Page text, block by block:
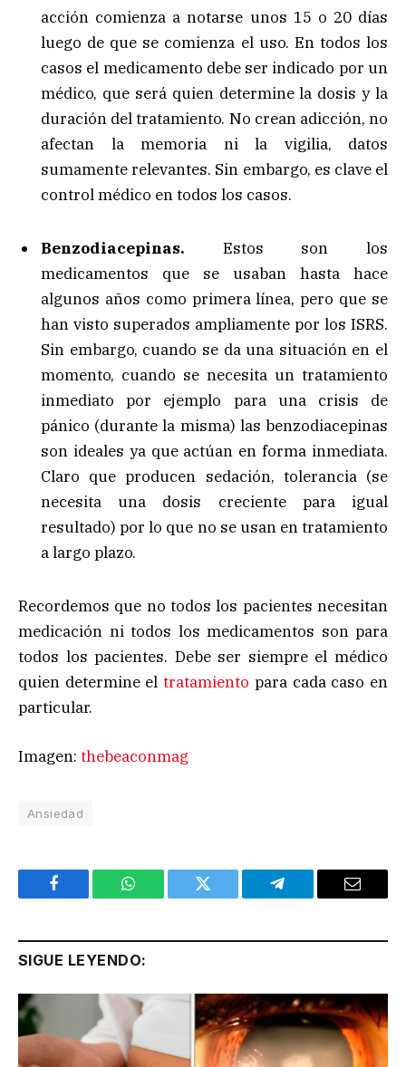
acción comienza a notarse unos 15 o 20 días
luego de que se comienza el uso. En todos los
casos el medicamento debe ser indicado por un
médico, que será quien determine la dosis y la
duración del tratamiento. No crean adicción, no
afectan la memoria ni la vigilia, datos
sumamente relevantes. Sin embargo, es clave el
control médico en todos los casos.
Benzodiacepinas. Estos son los
medicamentos que se usaban hasta hace
algunos años como primera línea, pero que se
han visto superados ampliamente por los ISRS.
Sin embargo, cuando se da una situación en el
momento, cuando se necesita un tratamiento
inmediato por ejemplo para una crisis de
pánico (durante la misma) las benzodiacepinas
son ideales ya que actúan en forma inmediata.
Claro que producen sedación, tolerancia (se
necesita una dosis creciente para igual
resultado) por lo que no se usan en tratamiento
a largo plazo.
Recordemos que no todos los pacientes necesitan
medicación ni todos los medicamentos son para
todos los pacientes. Debe ser siempre el médico
quien determine eltratamiento para cada caso en
particular.
Imagen: thebeaconmag
Ansiedad
Facebook WhatsApp Twitter Telegram Email
SIGUE LEYENDO: